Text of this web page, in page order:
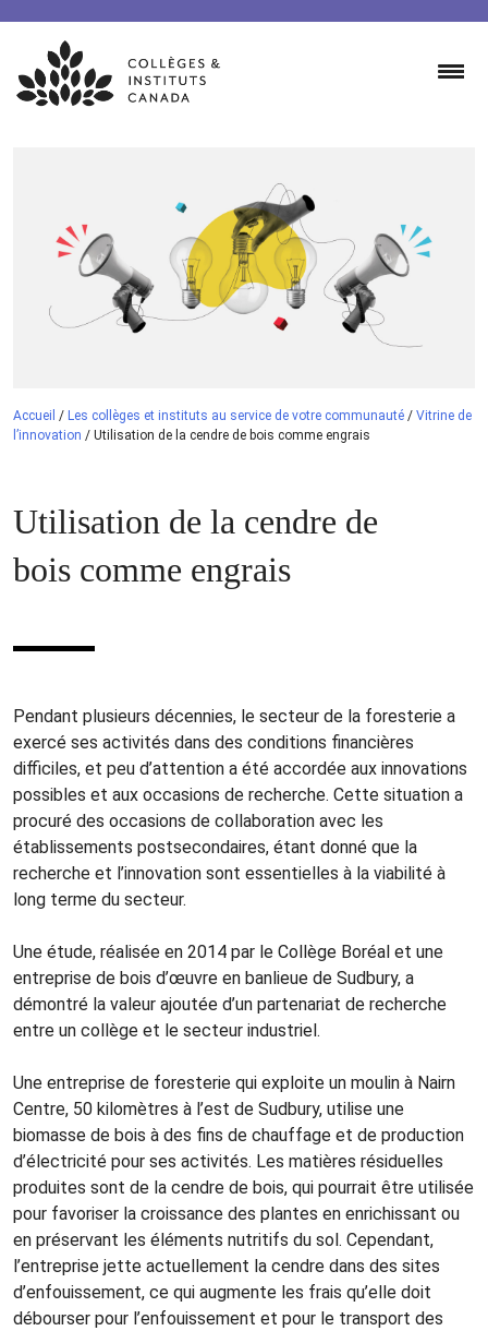
Skip
content
Accueil / Les collèges et instituts au service de votre communauté / Vitrine de
l’innovation / Utilisation de la cendre de bois comme engrais
Utilisation de la cendre de
bois comme engrais
Pendant plusieurs décennies, le secteur de la foresterie a
exercé ses activités dans des conditions financières
difficiles, et peu d’attention a été accordée aux innovations
possibles et aux occasions de recherche. Cette situation a
procuré des occasions de collaboration avec les
établissements postsecondaires, étant donné que la
recherche et l’innovation sont essentielles à la viabilité à
long terme du secteur.
Une étude, réalisée en 2014 par le Collège Boréal et une
entreprise de bois d’œuvre en banlieue de Sudbury, a
démontré la valeur ajoutée d’un partenariat de recherche
entre un collège et le secteur industriel.
Une entreprise de foresterie qui exploite un moulin à Nairn
Centre, 50 kilomètres à l’est de Sudbury, utilise une
biomasse de bois à des fins de chauffage et de production
d’électricité pour ses activités. Les matières résiduelles
produites sont de la cendre de bois, qui pourrait être utilisée
pour favoriser la croissance des plantes en enrichissant ou
en préservant les éléments nutritifs du sol. Cependant,
l’entreprise jette actuellement la cendre dans des sites
d’enfouissement, ce qui augmente les frais qu’elle doit
débourser pour l’enfouissement et pour le transport des